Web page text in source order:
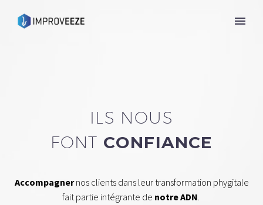
ILS NOUS
FONT CONFIANCE
Accompagnernos clients dans leur transformation phygitale
fait partie intégrante de notre ADN.